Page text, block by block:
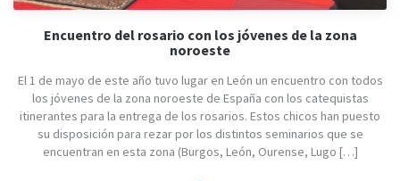
Encuentro del rosario con los jóvenes de la zona
noroeste
El 1 de mayo de este año tuvo lugar en León un encuentro con todos
los jóvenes de la zona noroeste de España con los catequistas
itinerantes para la entrega de los rosarios. Estos chicos han puesto
su disposición para rezar por los distintos seminarios que se
encuentran en esta zona (Burgos, León, Ourense, Lugo […]